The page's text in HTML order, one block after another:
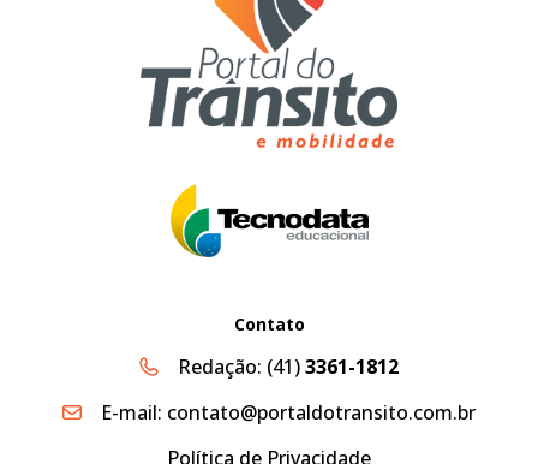
Contato
Redação: (41)3361-1812
E-mail: contato@portaldotransito.com.br
Política de Privacidade